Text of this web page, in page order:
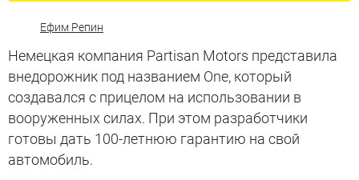
Ефим Репин
Немецкая компания Partisan Motors представила
внедорожник под названием One, который
создавался с прицелом на использовании в
вооруженных силах. При этом разработчики
готовы дать 100-летнюю гарантию на свой
автомобиль.